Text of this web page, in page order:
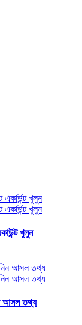
খুলুন
আসল তথ্য